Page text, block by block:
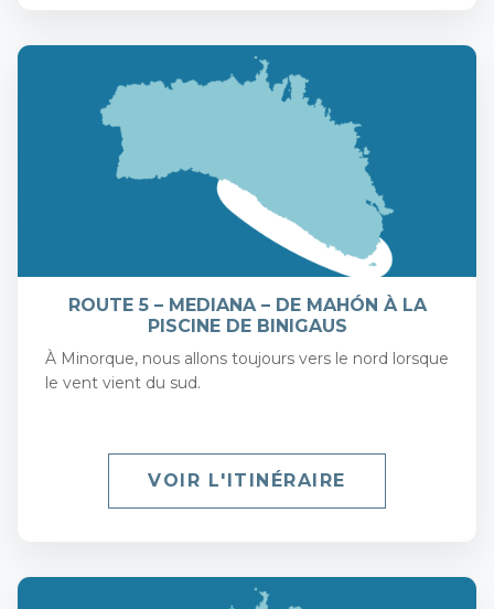
ROUTE 5 – MEDIANA – DE MAHÓN À LA
PISCINE DE BINIGAUS
À Minorque, nous allons toujours vers le nord lorsque
le vent vient du sud.
VOIR L'ITINÉRAIRE